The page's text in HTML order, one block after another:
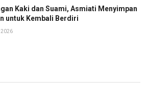
Kaki dan Suami, Asmiati Menyimpan
untuk Kembali Berdiri
2026